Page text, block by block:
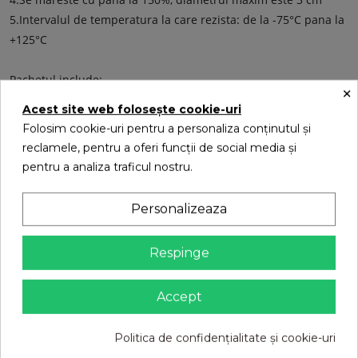
5.Intervalul de temperatura la care rezista: de la -75°C pana la
+125°C
Pachetul include:
1x Magic Leverag bagheta
1x prelungire pentru bagheta
8x bigudiuri de dimensiuni mici (culorile sunt aleatorii)
S-ar putea sa-ti placa
×
Acest site web folosește cookie-uri
Folosim cookie-uri pentru a personaliza conținutul și
reclamele, pentru a oferi funcții de social media și
pentru a analiza traficul nostru.
Personalizeaza
Respinge
Accept
Politica de confidențialitate și cookie-uri